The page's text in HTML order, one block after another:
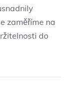
zaměříme na
do